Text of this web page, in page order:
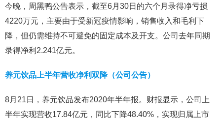
今晚，周黑鸭公告表示，截至6月30日的六个月录得净亏损
4220万元，主要由于受新冠疫情影响，销售收入和毛利下
降，但仍需维持不可避免的固定成本及开支。公司去年同期
录得净利2.241亿元。
养元饮品上半年营收净利双降（公司公告）
8月21日，养元饮品发布2020年半年报。财报显示，公司上
半年实现营收17.84亿元，同比下降48.40%，实现归属上市